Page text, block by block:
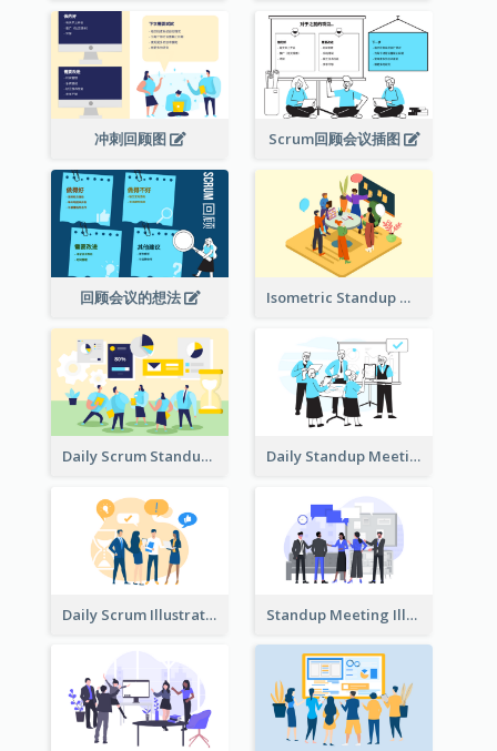
冲刺回顾图 Scrum回顾会议插图
回顾会议的想法 Isometric Standup Meeting Illustration
Daily Scrum Standup Meeting Illustration Daily Standup Meeting Illustration
Daily Scrum Illustration Standup Meeting Illustration